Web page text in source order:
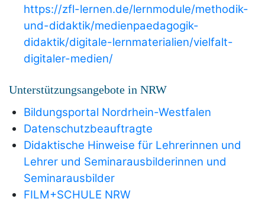
https://zfl-lernen.de/lernmodule/methodik-
und-didaktik/medienpaedagogik-
didaktik/digitale-lernmaterialien/vielfalt-
digitaler-medien/
Unterstützungsangebote in NRW
Bildungsportal Nordrhein-Westfalen
Datenschutzbeauftragte
Didaktische Hinweise für Lehrerinnen und
Lehrer und Seminarausbilderinnen und
Seminarausbilder
FILM+SCHULE NRW